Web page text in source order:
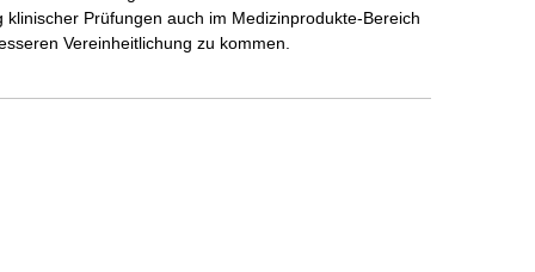
Prüfungen auch im Medizinprodukte-Bereich
Vereinheitlichung zu kommen.